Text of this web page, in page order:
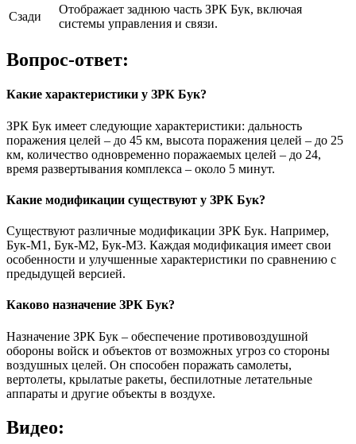
Сзади
Отображает заднюю часть ЗРК Бук, включая
системы управления и связи.
Вопрос-ответ:
Какие характеристики у ЗРК Бук?
ЗРК Бук имеет следующие характеристики: дальность
поражения целей – до 45 км, высота поражения целей – до 25
км, количество одновременно поражаемых целей – до 24,
время развертывания комплекса – около 5 минут.
Какие модификации существуют у ЗРК Бук?
Существуют различные модификации ЗРК Бук. Например,
Бук-М1, Бук-М2, Бук-М3. Каждая модификация имеет свои
особенности и улучшенные характеристики по сравнению с
предыдущей версией.
Каково назначение ЗРК Бук?
Назначение ЗРК Бук – обеспечение противовоздушной
обороны войск и объектов от возможных угроз со стороны
воздушных целей. Он способен поражать самолеты,
вертолеты, крылатые ракеты, беспилотные летательные
аппараты и другие объекты в воздухе.
Видео: